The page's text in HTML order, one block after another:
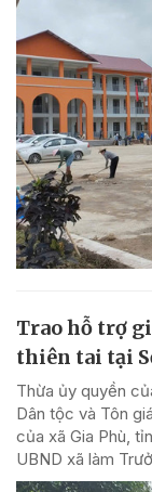
Trao hỗ trợ
thiên tai tại
Thừa ủy quyền
Dân tộc và Tôn
của xã Gia Phù,
UBND xã làm